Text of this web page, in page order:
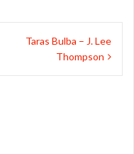
Taras Bulba – J. Lee
Thompson